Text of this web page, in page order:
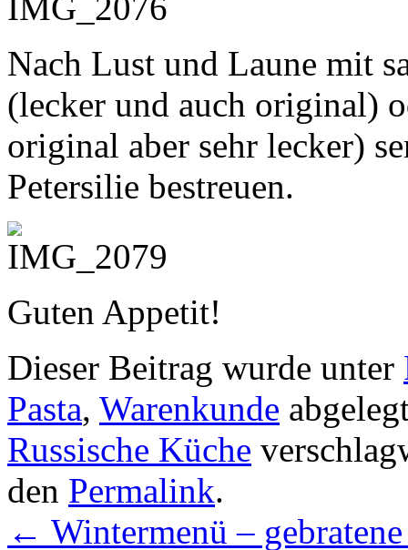
Nach Lust und Laune mit
(lecker und auch original)
original aber sehr lecker)
Petersilie bestreuen.
Guten Appetit!
Dieser Beitrag wurde unter
Pasta, Warenkunde
Russische Küche
den Permalink.
← Wintermenü –